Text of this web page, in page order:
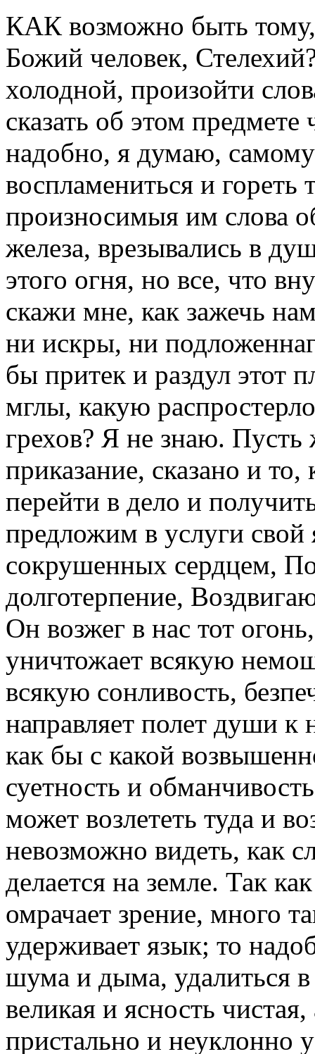
КАК возможно быть
Божий человек,
холодной, произойти
сказать об этом
надобно, я думаю,
воспламениться и
произносимыя им слова
железа, врезывались в
этого огня, но все, что
скажи мне, как зажечь
ни искры, ни
бы притек и раздул этот
мглы, какую
грехов? Я не знаю.
приказание, сказано и
перейти в дело и
предложим в услуги
сокрушенных сердцем,
долготерпение,
Он возжег в нас тот
уничтожает всякую
всякую сонливость,
направляет полет души к
как бы с какой
суетность и
может возлететь туда и
невозможно видеть, как
делается на земле. Так
омрачает зрение, много
удерживает язык; то
шума и дыма, удалиться
великая и ясность
пристально и неуклонно